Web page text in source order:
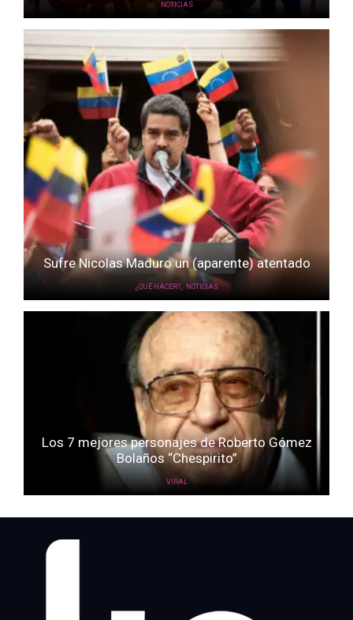
NOTICIAS
Sufre Nicolas Maduro un (aparente) atentado
¿QUÉ HACER?, NOTICIAS
Los 7 mejores personajes de Roberto Gómez
Bolaños “Chespirito”
VIRAL